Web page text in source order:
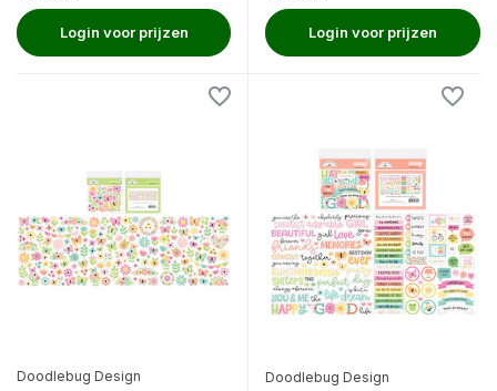
Login voor prijzen Login voor prijzen
Doodlebug Design Doodlebug Design